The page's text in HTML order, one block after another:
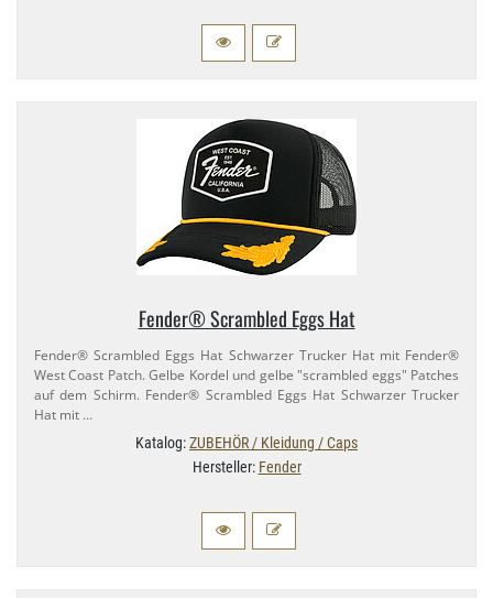
Fender® Scrambled Eggs Hat
Fender® Scrambled Eggs Hat Schwarzer Trucker Hat mit Fender®
West Coast Patch. Gelbe Kordel und gelbe "scrambled eggs" Patches
auf dem Schirm. Fender® Scrambled Eggs Hat Schwarzer Trucker
Hat mit …
Katalog:ZUBEHÖR / Kleidung / Caps
Hersteller: Fender